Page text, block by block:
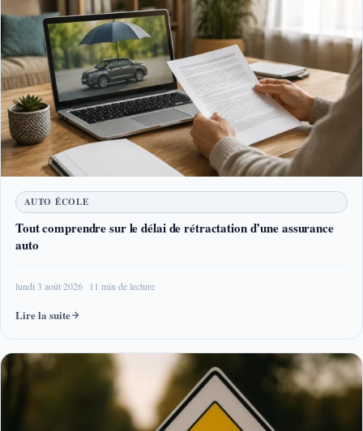
AUTO ÉCOLE
Tout comprendre sur le délai de rétractation d’une assurance
auto
lundi 3 août 2026 11 min de lecture
Lire la suite